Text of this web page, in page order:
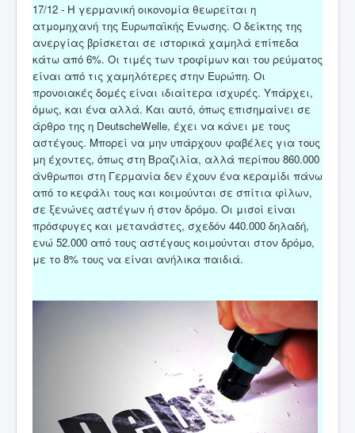
17/12 - Η γερμανική οικονομία θεωρείται η
ατμομηχανή της Ευρωπαϊκής Ενωσης. Ο δείκτης της
ανεργίας βρίσκεται σε ιστορικά χαμηλά επίπεδα
κάτω από 6%. Οι τιμές των τροφίμων και του ρεύματος
είναι από τις χαμηλότερες στην Ευρώπη. Οι
προνοιακές δομές είναι ιδιαίτερα ισχυρές. Υπάρχει,
όμως, και ένα αλλά. Και αυτό, όπως επισημαίνει σε
άρθρο της η DeutscheWelle, έχει να κάνει με τους
αστέγους. Μπορεί να μην υπάρχουν φαβέλες για τους
μη έχοντες, όπως στη Βραζιλία, αλλά περίπου 860.000
άνθρωποι στη Γερμανία δεν έχουν ένα κεραμίδι πάνω
από το κεφάλι τους και κοιμούνται σε σπίτια φίλων,
σε ξενώνες αστέγων ή στον δρόμο. Οι μισοί είναι
πρόσφυγες και μετανάστες, σχεδόν 440.000 δηλαδή,
ενώ 52.000 από τους αστέγους κοιμούνται στον δρόμο,
με το 8% τους να είναι ανήλικα παιδιά.